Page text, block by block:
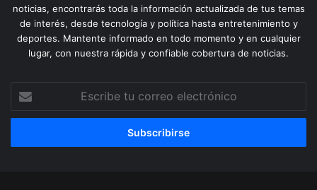
noticias, encontrarás toda la información actualizada de tus temas
de interés, desde tecnología y política hasta entretenimiento y
deportes. Mantente informado en todo momento y en cualquier
lugar, con nuestra rápida y confiable cobertura de noticias.
tu
correo